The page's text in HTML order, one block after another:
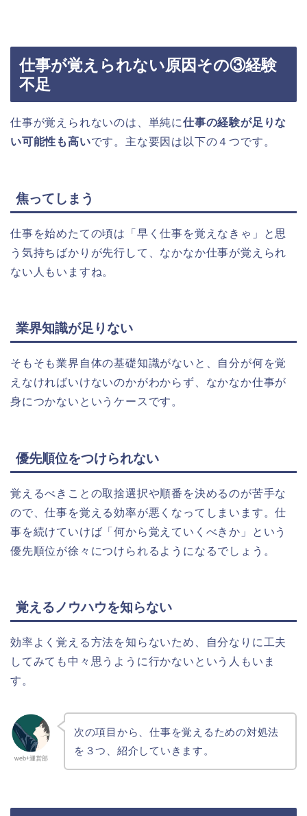
仕事が覚えられない原因その③経験
不足
仕事が覚えられないのは、単純に仕事の経験が足りな
い可能性も高いです。主な要因は以下の４つです。
焦ってしまう
仕事を始めたての頃は「早く仕事を覚えなきゃ」と思
う気持ちばかりが先行して、なかなか仕事が覚えられ
ない人もいますね。
業界知識が足りない
そもそも業界自体の基礎知識がないと、自分が何を覚
えなければいけないのかがわからず、なかなか仕事が
身につかないというケースです。
優先順位をつけられない
覚えるべきことの取捨選択や順番を決めるのが苦手な
ので、仕事を覚える効率が悪くなってしまいます。仕
事を続けていけば「何から覚えていくべきか」という
優先順位が徐々につけられるようになるでしょう。
覚えるノウハウを知らない
効率よく覚える方法を知らないため、自分なりに工夫
してみても中々思うように行かないという人もいま
す。
web+運営部
次の項目から、仕事を覚えるための対処法
を３つ、紹介していきます。